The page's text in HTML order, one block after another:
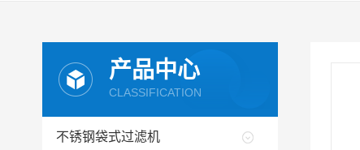
产品中心
CLASSIFICATION
不锈钢袋式过滤机